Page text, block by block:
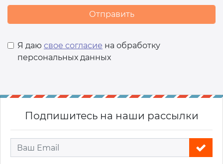
Я даю свое согласие на обработку
персональных данных
Подпишитесь на наши рассылки